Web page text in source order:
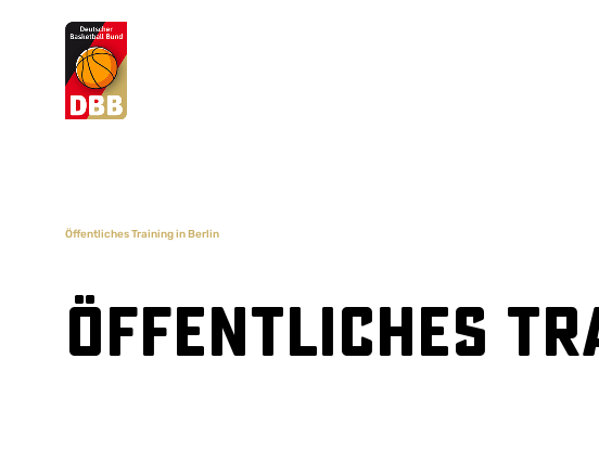
Suchvorschläge
Öffentliches Training in Berlin
Öffentliches